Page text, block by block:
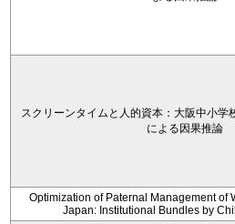
スクリーンタイムと人的資本：大阪中小学
による因果推論
Optimization of Paternal Management of
Japan: Institutional Bundles by